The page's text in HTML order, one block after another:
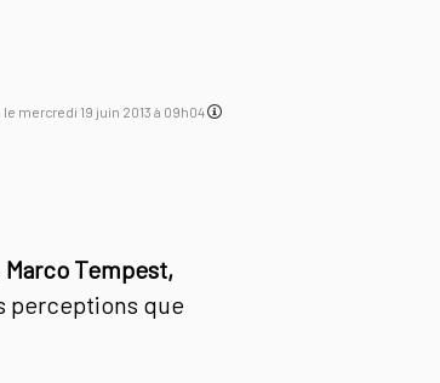
mercredi 19 juin 2013 à 09h04
Marco Tempest,
perceptions que